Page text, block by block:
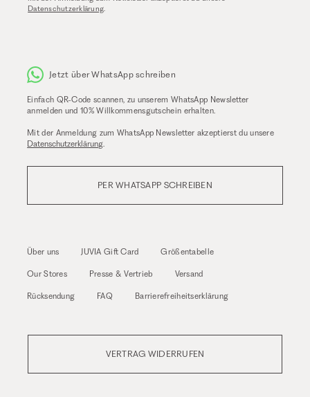
Datenschutzerklärung.
Jetzt über WhatsApp schreiben
Einfach QR-Code scannen, zu unserem WhatsApp Newsletter
anmelden und 10% Willkommensgutschein erhalten.
Mit der Anmeldung zum WhatsApp Newsletter akzeptierst du unsere
Datenschutzerklärung.
PER WHATSAPP SCHREIBEN
Über uns JUVIA Gift Card Größentabelle
Our Stores Presse & Vertrieb Versand
Rücksendung FAQ Barrierefreiheitserklärung
VERTRAG WIDERRUFEN